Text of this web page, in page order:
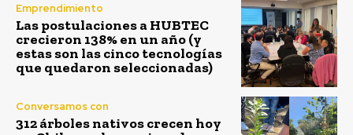
Emprendimiento
Las postulaciones a HUBTEC
crecieron 138% en un año (y
estas son las cinco tecnologías
que quedaron seleccionadas)
Conversamos con
312 árboles nativos crecen hoy